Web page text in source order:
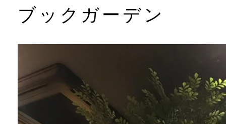
ブックガーデン